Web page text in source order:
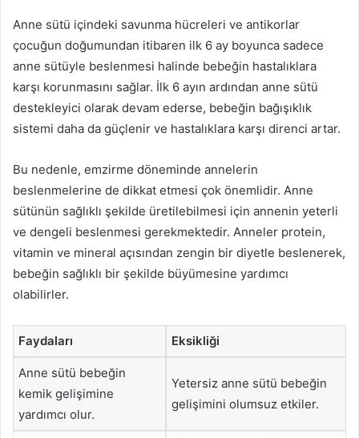
Anne sütü içindeki savunma hücreleri ve antikorlar
çocuğun doğumundan itibaren ilk 6 ay boyunca sadece
anne sütüyle beslenmesi halinde bebeğin hastalıklara
karşı korunmasını sağlar. İlk 6 ayın ardından anne sütü
destekleyici olarak devam ederse, bebeğin bağışıklık
sistemi daha da güçlenir ve hastalıklara karşı direnci artar.
Bu nedenle, emzirme döneminde annelerin
beslenmelerine de dikkat etmesi çok önemlidir. Anne
sütünün sağlıklı şekilde üretilebilmesi için annenin yeterli
ve dengeli beslenmesi gerekmektedir. Anneler protein,
vitamin ve mineral açısından zengin bir diyetle beslenerek,
bebeğin sağlıklı bir şekilde büyümesine yardımcı
olabilirler.
Faydaları Eksikliği
Anne sütü bebeğin
kemik gelişimine
yardımcı olur.
Yetersiz anne sütü bebeğin
gelişimini olumsuz etkiler.